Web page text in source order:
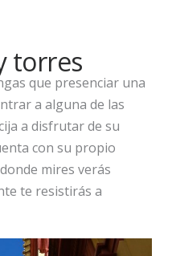
torres
que presenciar una
a alguna de las
a disfrutar de su
con su propio
mires verás
te resistirás a